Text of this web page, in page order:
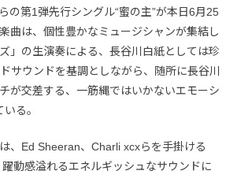
の第1弾先行シングル“蜜の主”が本日6月25
曲は、個性豊かなミュージシャンが集結し
」の生演奏による、長谷川白紙としては珍
サウンドを基調としながら、随所に長谷川
が交差する、一筋縄ではいかないエモーシ
る。
、Ed Sheeran、Charli xcxらを手掛ける
動感溢れるエネルギッシュなサウンドに